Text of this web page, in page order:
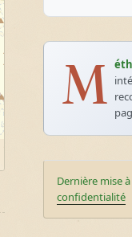
M
Dernière mise
confidentialité